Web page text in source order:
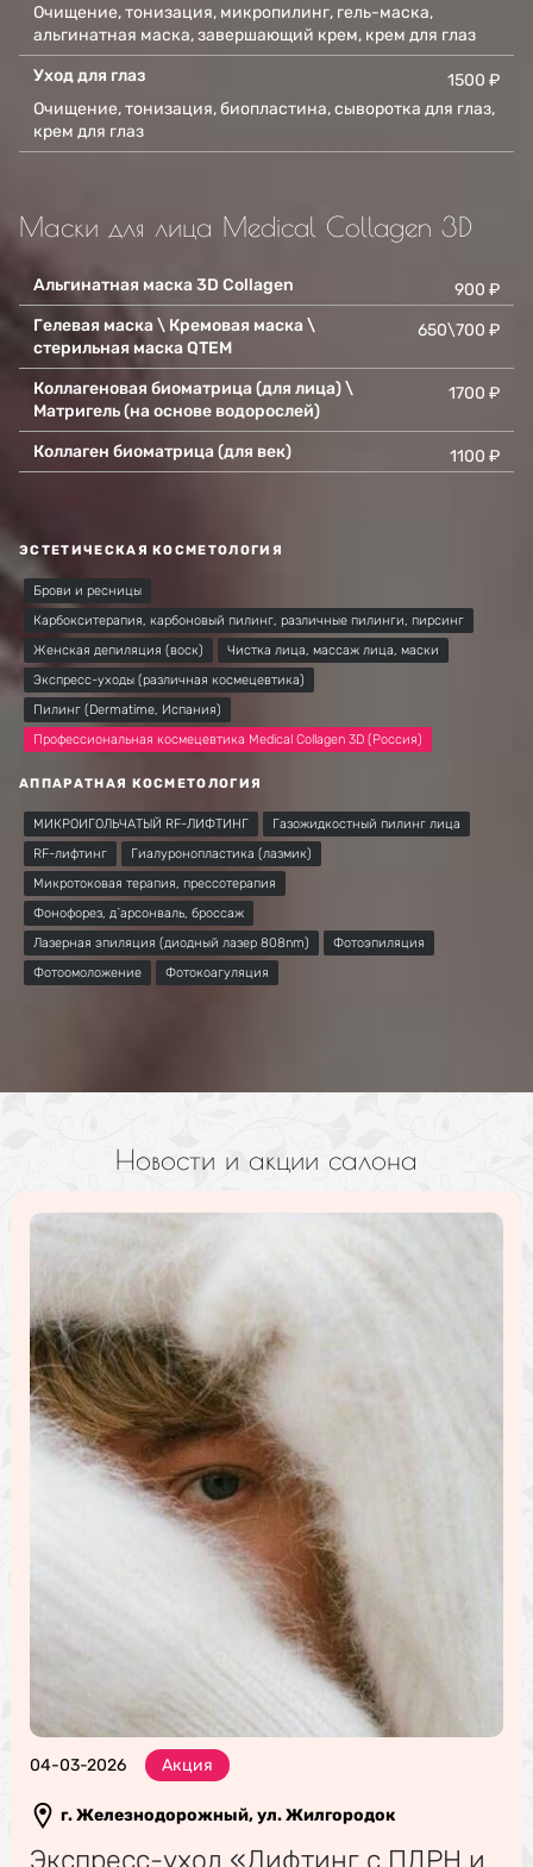
Очищение, тонизация, микропилинг, гель-маска,
альгинатная маска, завершающий крем, крем для глаз
Уход для глаз
1500 ₽
Очищение, тонизация, биопластина, сыворотка для глаз,
крем для глаз
Маски для лица Medical Collagen 3D
Альгинатная маска 3D Collagen
900 ₽
Гелевая маска \ Кремовая маска \
стерильная маска QTEM
650\700 ₽
Коллагеновая биоматрица (для лица) \
Матригель (на основе водорослей)
1700 ₽
Коллаген биоматрица (для век) 1100 ₽
ЭСТЕТИЧЕСКАЯ КОСМЕТОЛОГИЯ
Брови и ресницы
Карбокситерапия, карбоновый пилинг, различные пилинги, пирсинг
Женская депиляция (воск)
Чистка лица, массаж лица, маски
Экспресс-уходы (различная космецевтика)
Пилинг (Dermatime, Испания)
Профессиональная космецевтика Medical Collagen 3D (Россия)
АППАРАТНАЯ КОСМЕТОЛОГИЯ
МИКРОИГОЛЬЧАТЫЙ RF-ЛИФТИНГ
Газожидкостный пилинг лица
RF-лифтинг
Гиалуронопластика (лазмик)
Микротоковая терапия, прессотерапия
Фонофорез, д`арсонваль, броссаж
Лазерная эпиляция (диодный лазер 808nm)
Фотоэпиляция
Фотоомоложение
Фотокоагуляция
Новости и акции салона
04-03-2026 Акция
г. Железнодорожный, ул. Жилгородок
Экспресс-уход «Лифтинг с ПДРН и